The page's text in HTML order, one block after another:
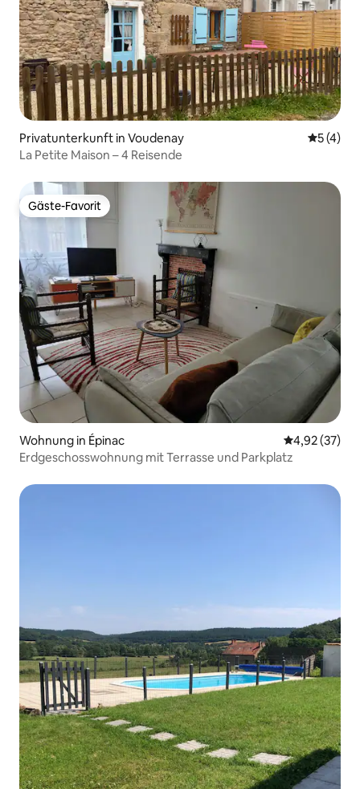
Privatunterkunft in Voudenay
5 (4)
La Petite Maison – 4 Reisende
Gäste-Favorit
Gäste-Favorit
Wohnung in Épinac
4,92 (37)
Erdgeschosswohnung mit Terrasse und Parkplatz